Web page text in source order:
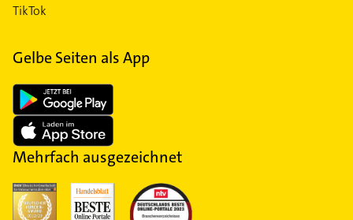
TikTok
Gelbe Seiten als App
Mehrfach ausgezeichnet